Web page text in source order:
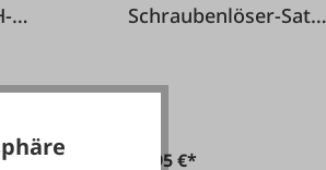
Schraubenlöser-Satz,
49,95 €*